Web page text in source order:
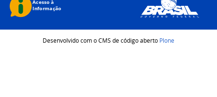
Desenvolvido com o CMS de código aberto Plone